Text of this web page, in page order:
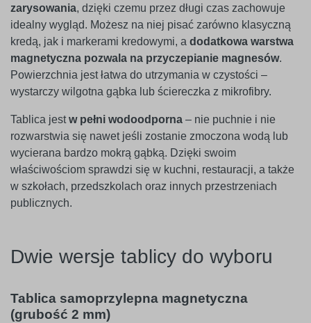
zarysowania, dzięki czemu przez długi czas zachowuje
idealny wygląd. Możesz na niej pisać zarówno klasyczną
kredą, jak i markerami kredowymi, a dodatkowa warstwa
magnetyczna pozwala na przyczepianie magnesów.
Powierzchnia jest łatwa do utrzymania w czystości –
wystarczy wilgotna gąbka lub ściereczka z mikrofibry.
Tablica jestw pełni wodoodporna – nie puchnie i nie
rozwarstwia się nawet jeśli zostanie zmoczona wodą lub
wycierana bardzo mokrą gąbką. Dzięki swoim
właściwościom sprawdzi się w kuchni, restauracji, a także
w szkołach, przedszkolach oraz innych przestrzeniach
publicznych.
Dwie wersje tablicy do wyboru
Tablica samoprzylepna magnetyczna
(grubość 2 mm)